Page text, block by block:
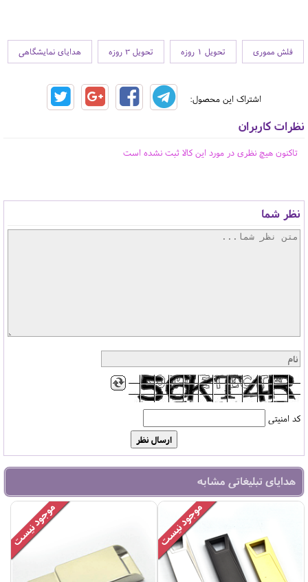
فلش مموری تحویل 1 روزه تحویل 3 روزه هدایای نمایشگاهی
اشتراک این محصول:
نظرات کاربران
تاکنون هیچ نظری در مورد این کالا ثبت نشده است
نظر شما
کد امنیتی
هدایای تبلیغاتی مشابه